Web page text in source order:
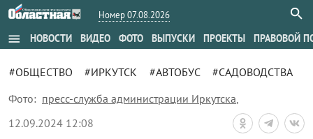
Номер 07.08.2026
menu НОВОСТИ ВИДЕО ФОТО ВЫПУСКИ ПРОЕКТЫ ПРАВОВОЙ
#ОБЩЕСТВО #ИРКУТСК #АВТОБУС
#САДОВОДСТВА
Фото: пресс-служба администрации Иркутска,
12.09.2024 12:08